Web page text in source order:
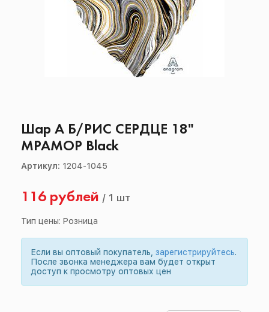
Шар А Б/РИС СЕРДЦЕ 18"
МРАМОР Black
Артикул: 1204-1045
116 рублей / 1 шт
Тип цены: Розница
Если вы оптовый покупатель, зарегистрируйтесь.
После звонка менеджера вам будет открыт
доступ к просмотру оптовых цен